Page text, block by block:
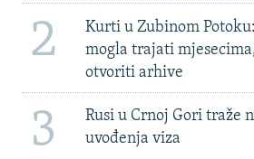
2
Kurti u Zubinom
mogla trajati
otvoriti arhive
3
Rusi u Crnoj Gori traže
uvođenja viza